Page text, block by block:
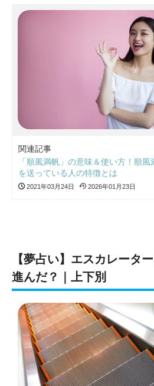
関連記事
「順風満帆」の意味＆使い方！順風
を送っている人の特徴とは
2021年03月24日 2026年01月23日
【夢占い】エスカレータ
進んだ？｜上下別